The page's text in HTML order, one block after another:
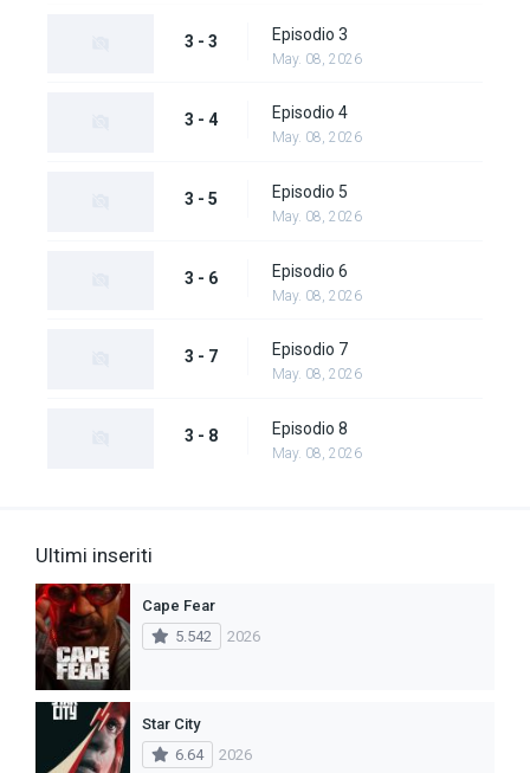
3 - 3 Episodio 3
May. 08, 2026
3 - 4 Episodio 4
May. 08, 2026
3 - 5 Episodio 5
May. 08, 2026
3 - 6 Episodio 6
May. 08, 2026
3 - 7 Episodio 7
May. 08, 2026
3 - 8 Episodio 8
May. 08, 2026
Ultimi inseriti
Cape Fear
5.542
2026
Star City
6.64
2026